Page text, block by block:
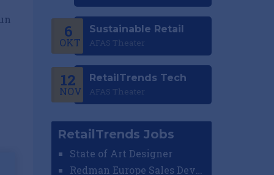
6
OKT
Sustainable Retail
AFAS Theater
12
NOV
RetailTrends Tech
AFAS Theater
RetailTrends Jobs
State of Art Designer